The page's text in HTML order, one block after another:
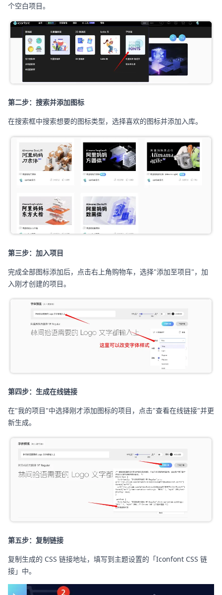
个空白项目。
第二步：搜索并添加图标
在搜索框中搜索想要的图标类型，选择喜欢的图标并添加入库。
第三步：加入项目
完成全部图标添加后，点击右上角购物车，选择"添加至项目"，加
入刚才创建的项目。
第四步：生成在线链接
在"我的项目"中选择刚才添加图标的项目，点击"查看在线链接"并更
新生成。
第五步：复制链接
复制生成的 CSS 链接地址，填写到主题设置的「Iconfont CSS 链
接」中。